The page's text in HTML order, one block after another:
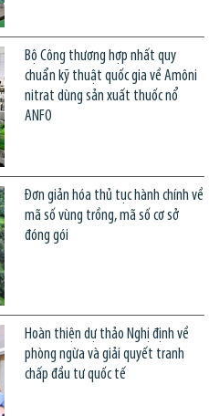
Bộ Công thương hợp nhất quy
chuẩn kỹ thuật quốc gia về Amôni
nitrat dùng sản xuất thuốc nổ
ANFO
Đơn giản hóa thủ tục hành chính về
mã số vùng trồng, mã số cơ sở
đóng gói
Hoàn thiện dự thảo Nghị định về
phòng ngừa và giải quyết tranh
chấp đầu tư quốc tế